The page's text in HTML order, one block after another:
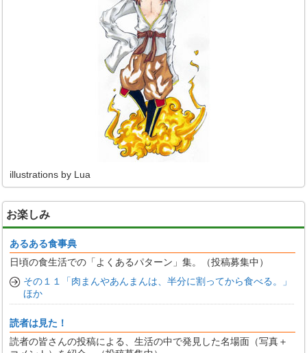
illustrations by Lua
お楽しみ
あるある食事典
日頃の食生活での「よくあるパターン」集。（投稿募集中）
その１１「肉まんやあんまんは、半分に割ってから食べる。」
ほか
読者は見た！
読者の皆さんの投稿による、生活の中で発見した名場面（写真＋